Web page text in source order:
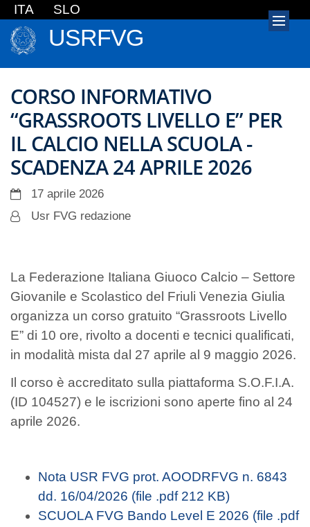
ITA SLO
USRFVG
CORSO INFORMATIVO
“GRASSROOTS LIVELLO E” PER
IL CALCIO NELLA SCUOLA -
SCADENZA 24 APRILE 2026
17 aprile 2026
Usr FVG redazione
La Federazione Italiana Giuoco Calcio – Settore
Giovanile e Scolastico del Friuli Venezia Giulia
organizza un corso gratuito “Grassroots Livello
E” di 10 ore, rivolto a docenti e tecnici qualificati,
in modalità mista dal 27 aprile al 9 maggio 2026.
Il corso è accreditato sulla piattaforma S.O.F.I.A.
(ID 104527) e le iscrizioni sono aperte fino al 24
aprile 2026.
Nota USR FVG prot. AOODRFVG n. 6843
dd. 16/04/2026 (file .pdf 212 KB)
SCUOLA FVG Bando Level E 2026 (file .pdf